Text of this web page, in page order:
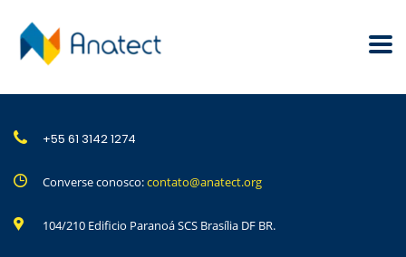
+55 61 3142 1274
Converse conosco:contato@anatect.org
104/210 Edificio Paranoá SCS Brasília DF BR.